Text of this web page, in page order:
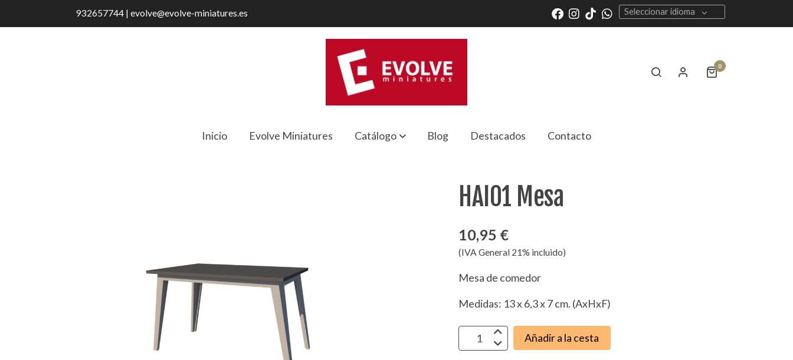
932657744 | evolve@evolve-miniatures.es Seleccionar idioma
0
Inicio Evolve Miniatures Catálogo Blog Destacados Contacto
HAI01 Mesa
10,95 €
(IVA General 21% incluido)
Mesa de comedor
Medidas: 13 x 6,3 x 7 cm. (AxHxF)
Añadir a la cesta